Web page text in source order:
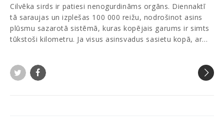
Cilvēka sirds ir patiesi nenogurdināms orgāns. Diennaktī
tā saraujas un izplešas 100 000 reižu, nodrošinot asins
plūsmu sazarotā sistēmā, kuras kopējais garums ir simts
tūkstoši kilometru. Ja visus asinsvadus sasietu kopā, ar…